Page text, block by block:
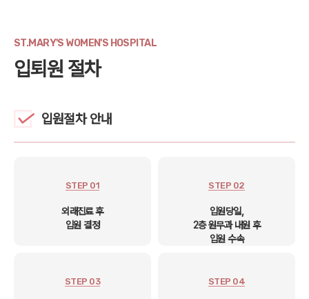
ST.MARY'S WOMEN'S HOSPITAL
입퇴원 절차
입원절차 안내
STEP 01
외래진료 후
입원 결정
STEP 02
입원당일,
2층 원무과 내원 후
입원 수속
STEP 03 STEP 04